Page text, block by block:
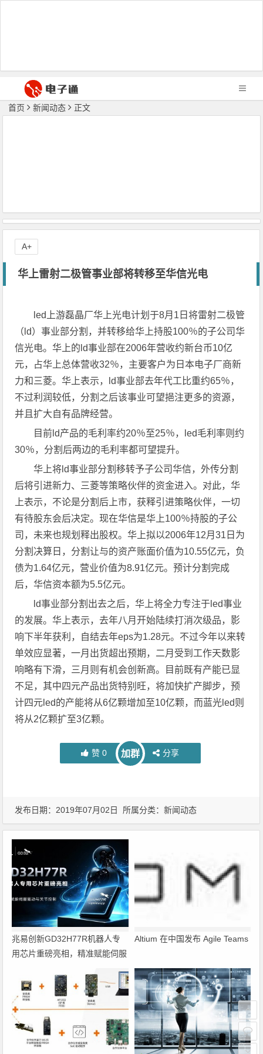
首页 新闻动态 正文
华上雷射二极管事业部将转移至华信光电
led上游磊晶厂华上光电计划于8月1日将雷射二极管
（ld）事业部分割，并转移给华上持股100％的子公司华
信光电。华上的ld事业部在2006年营收约新台币10亿
元，占华上总体营收32％，主要客户为日本电子厂商新
力和三菱。华上表示，ld事业部去年代工比重约65％，
不过利润较低，分割之后该事业可望挹注更多的资源，
并且扩大自有品牌经营。
目前ld产品的毛利率约20％至25％，led毛利率则约
30％，分割后两边的毛利率都可望提升。
华上将ld事业部分割移转予子公司华信，外传分割
后将引进新力、三菱等策略伙伴的资金进入。对此，华
上表示，不论是分割后上市，获释引进策略伙伴，一切
有待股东会后决定。现在华信是华上100％持股的子公
司，未来也规划释出股权。华上拟以2006年12月31日为
分割决算日，分割让与的资产账面价值为10.55亿元，负
债为1.64亿元，营业价值为8.91亿元。预计分割完成
后，华信资本额为5.5亿元。
ld事业部分割出去之后，华上将全力专注于led事业
的发展。华上表示，去年八月开始陆续打消次级品，影
响下半年获利，自结去年eps为1.28元。不过今年以来转
单效应显著，一月出货超出预期，二月受到工作天数影
响略有下滑，三月则有机会创新高。目前既有产能已显
不足，其中四元产品出货特别旺，将加快扩产脚步，预
计四元led的产能将从6亿颗增加至10亿颗，而蓝光led则
将从2亿颗扩至3亿颗。
赞 0 加群 分享
A+
发布日期：2019年07月02日 所属分类：新闻动态
兆易创新GD32H77R机器人专
用芯片重磅亮相，精准赋能伺服
Altium 在中国发布 Agile Teams